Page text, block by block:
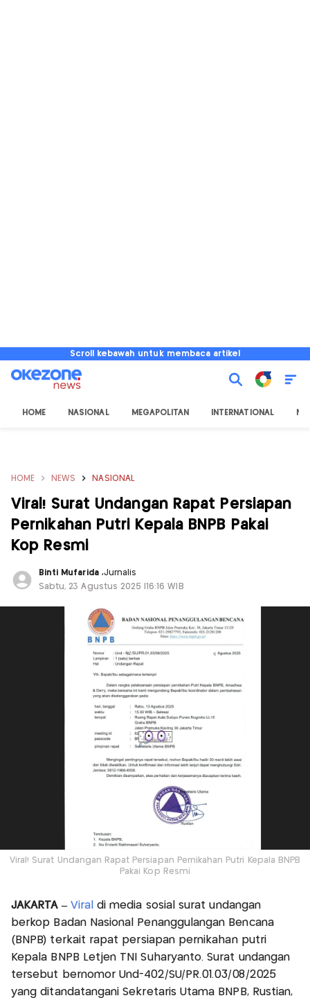
Scroll kebawah untuk membaca artikel
HOME NASIONAL MEGAPOLITAN INTERNATIONAL
HOME NEWS NASIONAL
Viral! Surat Undangan Rapat Persiapan
Pernikahan Putri Kepala BNPB Pakai
Kop Resmi
Binti Mufarida ,Jurnalis
Sabtu, 23 Agustus 2025 |16:16 WIB
Viral! Surat Undangan Rapat Persiapan Pernikahan Putri Kepala BNPB
Pakai Kop Resmi
JAKARTA –Viral di media sosial surat undangan
berkop Badan Nasional Penanggulangan Bencana
(BNPB) terkait rapat persiapan pernikahan putri
Kepala BNPB Letjen TNI Suharyanto. Surat undangan
tersebut bernomor Und-402/SU/PR.01.03/08/2025
yang ditandatangani Sekretaris Utama BNPB, Rustian,